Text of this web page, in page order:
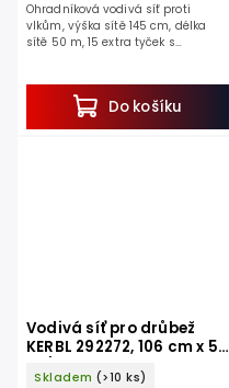
Do košíku
Ohradníková vodivá síť proti
vlkům, výška sítě 145 cm, délka
sítě 50 m, 15 extra tyček s
způsob, jak efektivně...
Vodivá síť pro drůbež
KERBL 292272, 106 cm x 50
m / 2 hroty
Skladem (>10 ks)